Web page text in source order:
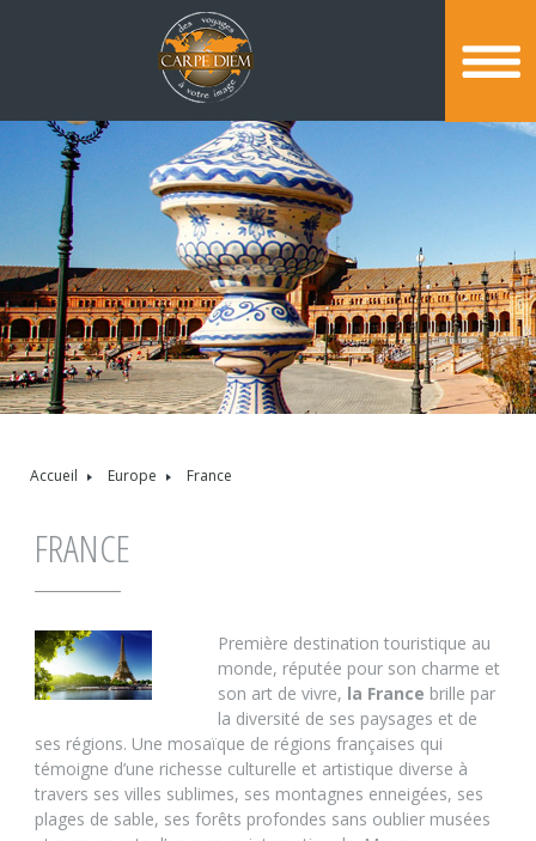
Accueil Europe France
FRANCE
Première destination touristique au
monde, réputée pour son charme et
son art de vivre, la France brille par
la diversité de ses paysages et de
ses régions. Une mosaïque de régions françaises qui
témoigne d’une richesse culturelle et artistique diverse à
travers ses villes sublimes, ses montagnes enneigées, ses
plages de sable, ses forêts profondes sans oublier musées